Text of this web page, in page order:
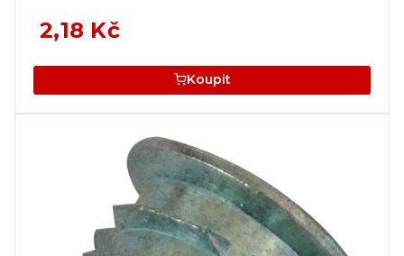
2,18 Kč
Koupit